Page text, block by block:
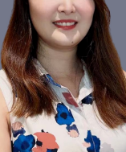
成长经历、价值观与
及自我认知的提升。
请文书源于真实而深
而非简单的经历堆砌
已成功帮助学生获得
（Deerfield Academy
学（The Hotchkiss
）、米尔顿学院（